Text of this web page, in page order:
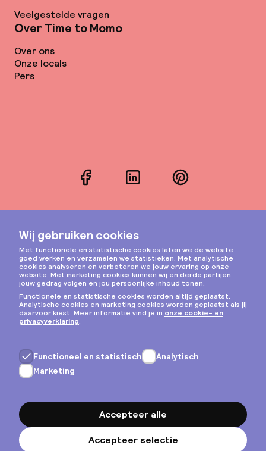
Veelgestelde vragen
Over Time to Momo
Over ons
Onze locals
Pers
FacebookLinkedInPinterest
Instagram
Privacy & cookies
Algemene voorwaarden